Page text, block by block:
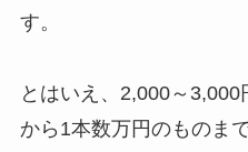
す。
とはいえ、2,000～
から1本数万円のものま